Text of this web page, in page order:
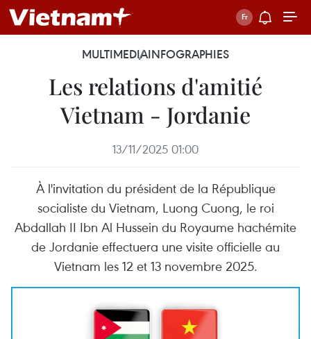
MULTIMEDIAINFOGRAPHIES
Les relations d'amitié
Vietnam - Jordanie
13/11/2025 01:00
À l'invitation du président de la République
socialiste du Vietnam, Luong Cuong, le roi
Abdallah II Ibn Al Hussein du Royaume hachémite
de Jordanie effectuera une visite officielle au
Vietnam les 12 et 13 novembre 2025.